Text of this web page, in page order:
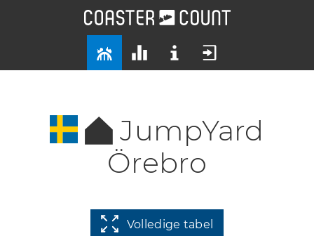
JumpYard
Örebro
Volledige tabel